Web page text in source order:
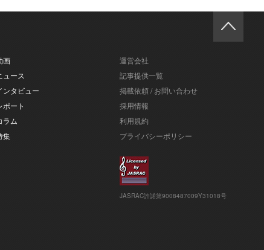
画
ュース
ンタビュー
ポート
ラム
集
運営会社
記事提供一覧
掲載依頼 / お問い合わせ
採用情報
利用規約
プライバシーポリシー
JASRAC許諾第9008487009Y31018号